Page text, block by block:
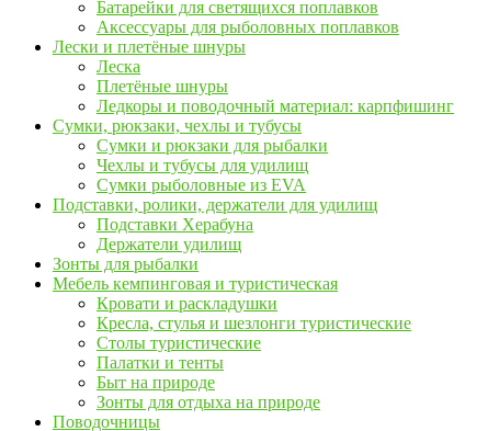
Батарейки для светящихся поплавков
Аксессуары для рыболовных поплавков
Лески и плетёные шнуры
Леска
Плетёные шнуры
Ледкоры и поводочный материал: карпфишинг
Сумки, рюкзаки, чехлы и тубусы
Сумки и рюкзаки для рыбалки
Чехлы и тубусы для удилищ
Сумки рыболовные из EVA
Подставки, ролики, держатели для удилищ
Подставки Херабуна
Держатели удилищ
Зонты для рыбалки
Мебель кемпинговая и туристическая
Кровати и раскладушки
Кресла, стулья и шезлонги туристические
Столы туристические
Палатки и тенты
Быт на природе
Зонты для отдыха на природе
Поводочницы